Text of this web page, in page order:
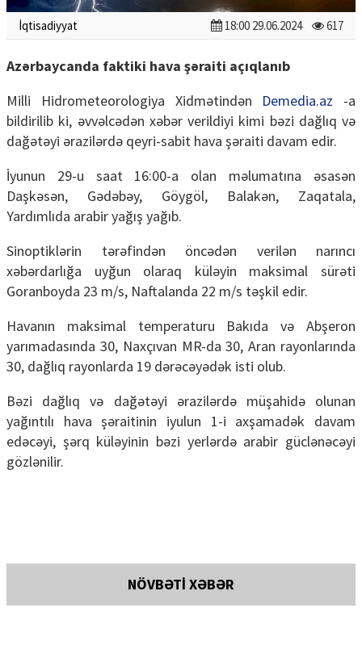
İqtisadiyyat 18:00 29.06.2024 617
Azərbaycanda faktiki hava şəraiti açıqlanıb
Milli Hidrometeorologiya Xidmətindən Demedia.az -a
bildirilib ki, əvvəlcədən xəbər verildiyi kimi bəzi dağlıq və
dağətəyi ərazilərdə qeyri-sabit hava şəraiti davam edir.
İyunun 29-u saat 16:00-a olan məlumatına əsasən
Daşkəsən, Gədəbəy, Göygöl, Balakən, Zaqatala,
Yardımlıda arabir yağış yağıb.
Sinoptiklərin tərəfindən öncədən verilən narıncı
xəbərdarlığa uyğun olaraq küləyin maksimal sürəti
Goranboyda 23 m/s, Naftalanda 22 m/s təşkil edir.
Havanın maksimal temperaturu Bakıda və Abşeron
yarımadasında 30, Naxçıvan MR-da 30, Aran rayonlarında
30, dağlıq rayonlarda 19 dərəcəyədək isti olub.
Bəzi dağlıq və dağətəyi ərazilərdə müşahidə olunan
yağıntılı hava şəraitinin iyulun 1-i axşamadək davam
edəcəyi, şərq küləyinin bəzi yerlərdə arabir güclənəcəyi
gözlənilir.
NÖVBƏTİ XƏBƏR